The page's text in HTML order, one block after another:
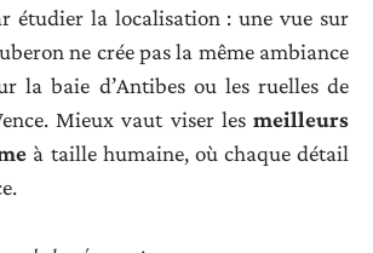
étudier la localisation : une vue sur
ne crée pas la même ambiance
la baie d’Antibes ou les ruelles de
Mieux vaut viser les meilleurs
à taille humaine, où chaque détail